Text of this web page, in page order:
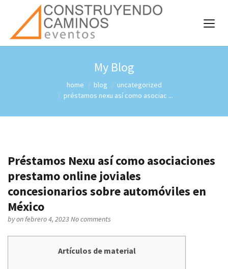
My Blog
home blog
uncategorized
préstamos nexu así­ como asociac ...
Préstamos Nexu así­ como asociaciones
prestamo online joviales
concesionarios sobre automóviles en
México
byon febrero 4, 2023No comments
Artículos de material